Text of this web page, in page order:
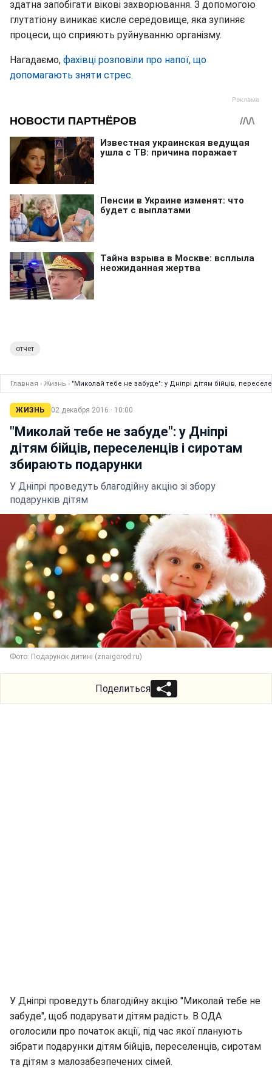
здатна запобігати вікові захворювання. З допомогою
глутатіону виникає кисле середовище, яка зупиняє
процеси, що сприяють руйнуванню організму.
Нагадаємо, фахівці розповіли про напої, що
допомагають зняти стрес.
отчет
Главная › Жизнь › "Миколай тебе не забуде": у Дніпрі дітям бійців,
ЖИЗНЬ 02 декабря 2016 · 10:00
"Миколай тебе не забуде": у Дніпрі
дітям бійців, переселенців і сиротам
збирають подарунки
У Дніпрі проведуть благодійну акцію зі збору
подарунків дітям
Фото: Подарунок дитині (znaigorod.ru)
Поделиться
У Дніпрі проведуть благодійну акцію "Миколай тебе не
забуде", щоб подарувати дітям радість. В ОДА
оголосили про початок акції, під час якої планують
зібрати подарунки дітям бійців, переселенців, сиротам
та дітям з малозабезпечених сімей.